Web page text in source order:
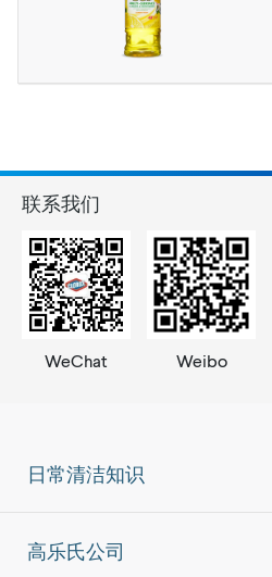
日常清洁知识
高乐氏公司
联系我们
WeChat Weibo